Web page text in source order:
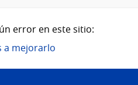
error en este sitio:
a mejorarlo